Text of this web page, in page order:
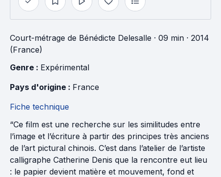
Court-métrage de Bénédicte Delesalle · 09 min · 2014
(France)
Genre : Expérimental
Pays d'origine : France
Fiche technique
“Ce film est une recherche sur les similitudes entre
l’image et l’écriture à partir des principes très anciens
de l’art pictural chinois. C’est dans l’atelier de l’artiste
calligraphe Catherine Denis que la rencontre eut lieu
: le papier devient matière et mouvement, fond et